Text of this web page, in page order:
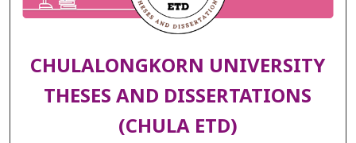
CHULALONGKORN UNIVERSITY
THESES AND DISSERTATIONS
(CHULA ETD)